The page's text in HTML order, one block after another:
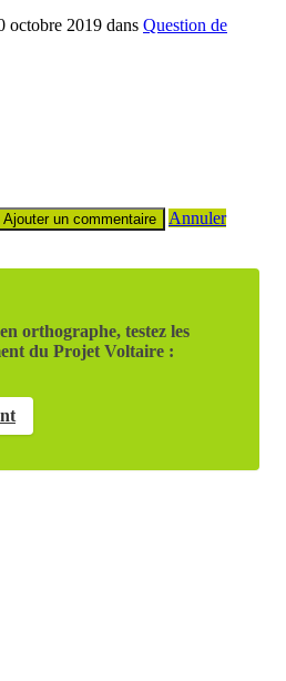
octobre 2019 dans Question de
Annuler
orthographe, testez les
du Projet Voltaire :